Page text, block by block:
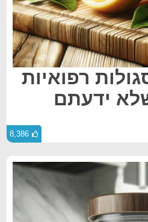
רפואיות
ידעתם
8,386